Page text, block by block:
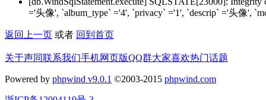
='头像', `album_type` ='4', `privacy` ='1', `descrip` ='头像',
返回上一页 或者 回到首页
关于声同联系我们手机网页版QQ群大家喜欢热门话题
Powered by phpwind v9.0.1 ©2003-2015 phpwind.com